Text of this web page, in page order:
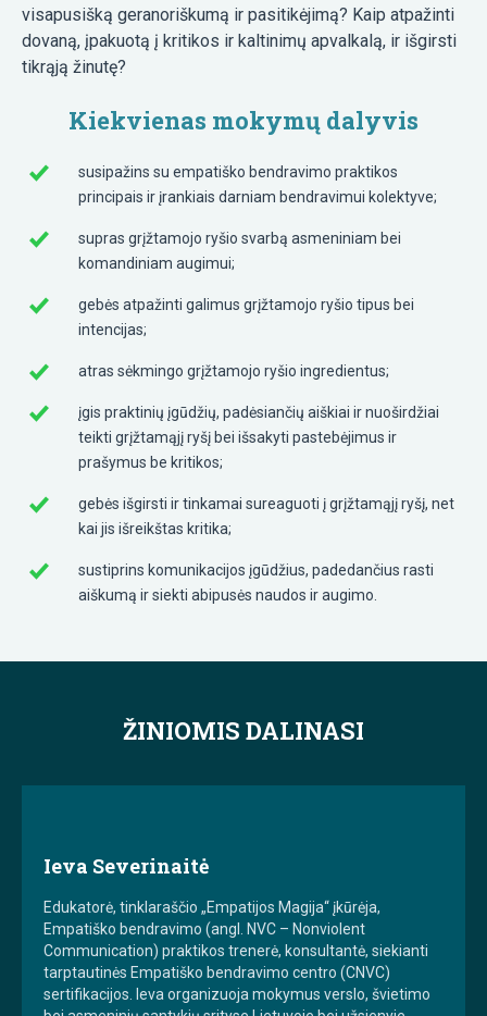
visapusišką geranoriškumą ir pasitikėjimą? Kaip atpažinti
dovaną, įpakuotą į kritikos ir kaltinimų apvalkalą, ir išgirsti
tikrąją žinutę?
Kiekvienas mokymų dalyvis
susipažins su empatiško bendravimo praktikos
principais ir įrankiais darniam bendravimui kolektyve;
supras grįžtamojo ryšio svarbą asmeniniam bei
komandiniam augimui;
gebės atpažinti galimus grįžtamojo ryšio tipus bei
intencijas;
atras sėkmingo grįžtamojo ryšio ingredientus;
įgis praktinių įgūdžių, padėsiančių aiškiai ir nuoširdžiai
teikti grįžtamąjį ryšį bei išsakyti pastebėjimus ir
prašymus be kritikos;
gebės išgirsti ir tinkamai sureaguoti į grįžtamąjį ryšį, net
kai jis išreikštas kritika;
sustiprins komunikacijos įgūdžius, padedančius rasti
aiškumą ir siekti abipusės naudos ir augimo.
ŽINIOMIS DALINASI
Ieva Severinaitė
Edukatorė, tinklaraščio „Empatijos Magija“ įkūrėja,
Empatiško bendravimo (angl. NVC – Nonviolent
Communication) praktikos trenerė, konsultantė, siekianti
tarptautinės Empatiško bendravimo centro (CNVC)
sertifikacijos. Ieva organizuoja mokymus verslo, švietimo